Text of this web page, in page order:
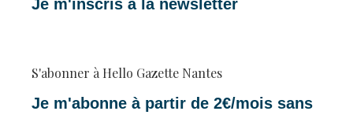
Je m'inscris à la newsletter
S'abonner à Hello Gazette Nantes
Je m'abonne à partir de 2€/mois sans